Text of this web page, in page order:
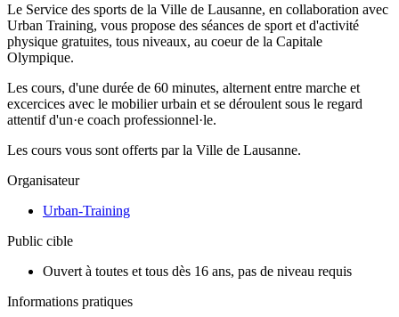
Le Service des sports de la Ville de Lausanne, en collaboration avec
Urban Training, vous propose des séances de sport et d'activité
physique gratuites, tous niveaux, au coeur de la Capitale
Olympique.
Les cours, d'une durée de 60 minutes, alternent entre marche et
excercices avec le mobilier urbain et se déroulent sous le regard
attentif d'un·e coach professionnel·le.
Les cours vous sont offerts par la Ville de Lausanne.
Organisateur
Urban-Training
Public cible
Ouvert à toutes et tous dès 16 ans, pas de niveau requis
Informations pratiques